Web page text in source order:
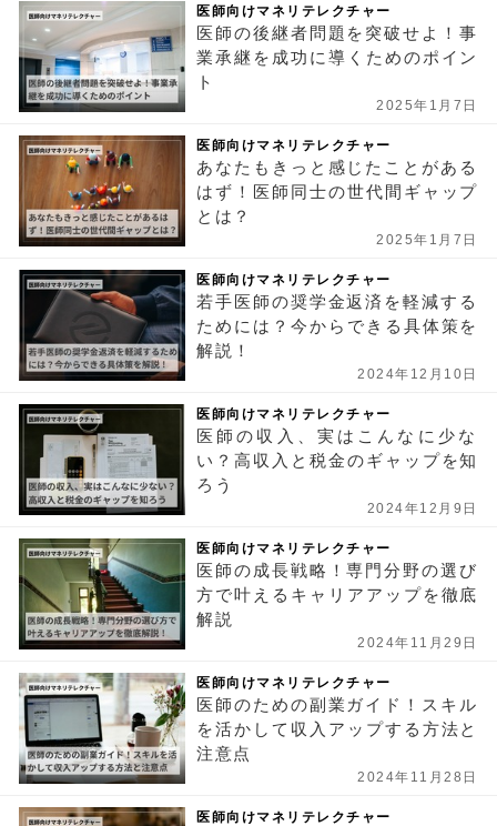
医師向けマネリテレクチャー
医師の後継者問題を突破せよ！事
業承継を成功に導くためのポイン
ト
2025年1月7日
医師向けマネリテレクチャー
あなたもきっと感じたことがある
はず！医師同士の世代間ギャップ
とは？
2025年1月7日
医師向けマネリテレクチャー
若手医師の奨学金返済を軽減する
ためには？今からできる具体策を
解説！
2024年12月10日
医師向けマネリテレクチャー
医師の収入、実はこんなに少な
い？高収入と税金のギャップを知
ろう
2024年12月9日
医師向けマネリテレクチャー
医師の成長戦略！専門分野の選び
方で叶えるキャリアアップを徹底
解説
2024年11月29日
医師向けマネリテレクチャー
医師のための副業ガイド！スキル
を活かして収入アップする方法と
注意点
2024年11月28日
医師向けマネリテレクチャー